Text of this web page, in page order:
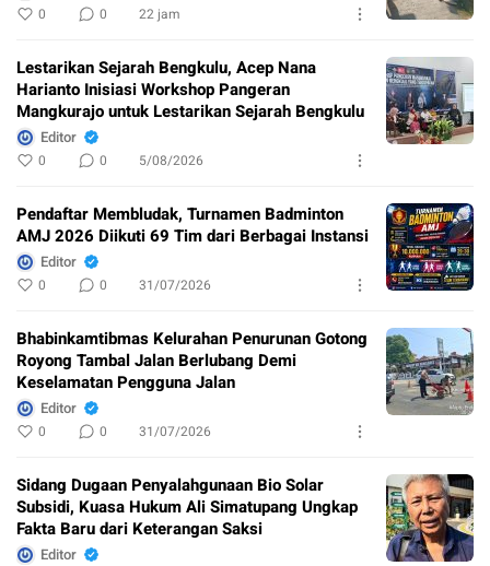
0 0 22 jam
Lestarikan Sejarah Bengkulu, Acep Nana
Harianto Inisiasi Workshop Pangeran
Mangkurajo untuk Lestarikan Sejarah Bengkulu
Editor
0 0 5/08/2026
Pendaftar Membludak, Turnamen Badminton
AMJ 2026 Diikuti 69 Tim dari Berbagai Instansi
Editor
0 0 31/07/2026
Bhabinkamtibmas Kelurahan Penurunan Gotong
Royong Tambal Jalan Berlubang Demi
Keselamatan Pengguna Jalan
Editor
0 0 31/07/2026
Sidang Dugaan Penyalahgunaan Bio Solar
Subsidi, Kuasa Hukum Ali Simatupang Ungkap
Fakta Baru dari Keterangan Saksi
Editor